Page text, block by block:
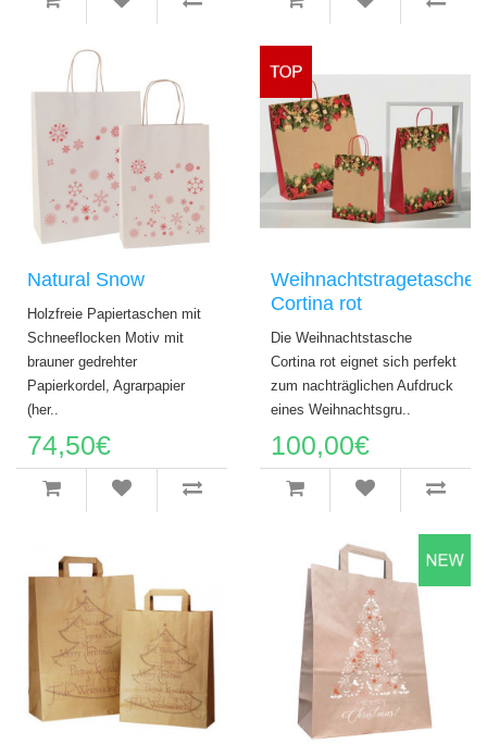
Natural Snow
Holzfreie Papiertaschen mit
Schneeflocken Motiv mit
brauner gedrehter
Papierkordel, Agrarpapier
(her..
74,50€
Weihnachtstragetasche
Cortina rot
Die Weihnachtstasche
Cortina rot eignet sich perfekt
zum nachträglichen Aufdruck
eines Weihnachtsgru..
100,00€